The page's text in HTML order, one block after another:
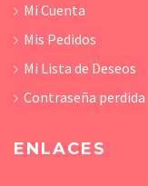
Mi Cuenta
Mis Pedidos
Mi Lista de Deseos
Contraseña perdida
ENLACES